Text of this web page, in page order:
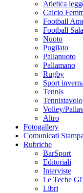
Atletica
Calcio
Football
Football Sala
Nuoto
Pugilato
Pallanuoto
Pallamano
Rugby
Sport
Tennis
Tennistavolo
Volley/
Altro
Fotogallery
Comunicati Stampa
Rubriche
BarSport
Editoriali
Interviste
Le Teche
Libri